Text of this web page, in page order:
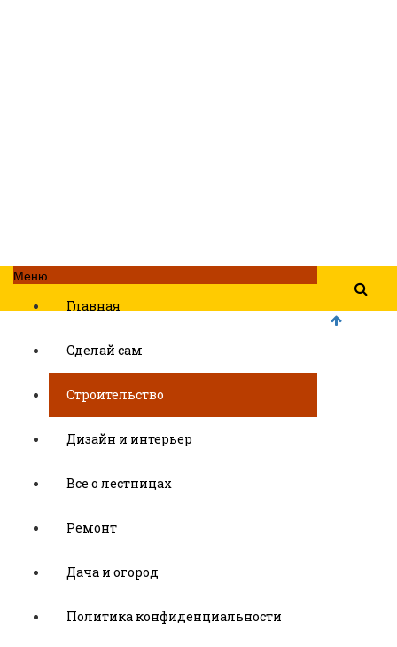
Меню
Главная
Сделай сам
Строительство
Дизайн и интерьер
Все о лестницах
Ремонт
Дача и огород
Политика конфиденциальности